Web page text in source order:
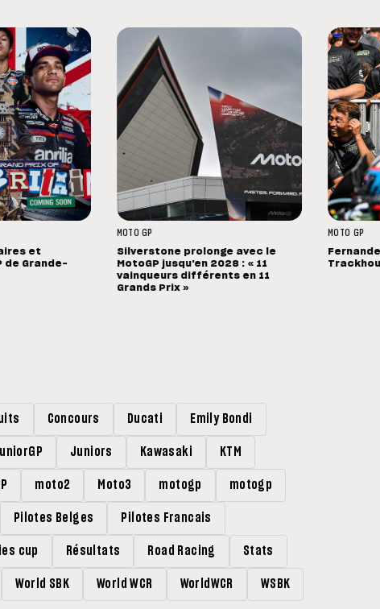
et
de Grande-
MOTO GP
Silverstone prolonge avec le
MotoGP jusqu'en 2028 : « 11
vainqueurs différents en 11
Grands Prix »
MOTO GP
Concours Ducati Emily Bondi
Juniors Kawasaki KTM
moto2 Moto3 motogp motogp
Pilotes Belges Pilotes Francais
cup Résultats Road Racing Stats
World SBK World WCR WorldWCR WSBK